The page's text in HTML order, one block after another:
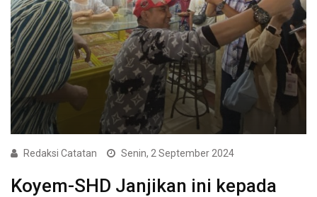
Redaksi Catatan Senin, 2 September 2024
Koyem-SHD Janjikan ini kepada